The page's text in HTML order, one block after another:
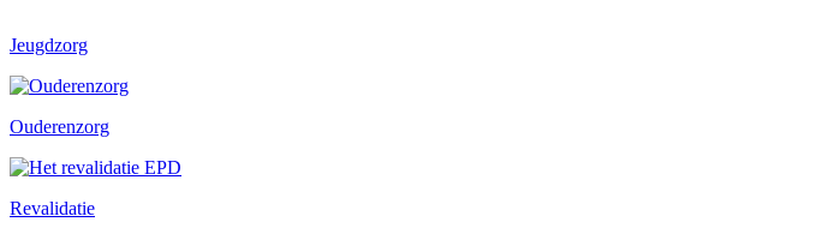
Jeugdzorg
Ouderenzorg
Revalidatie